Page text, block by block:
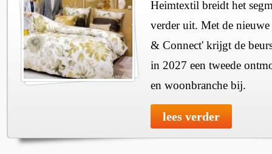
Heimtextil breidt het
verder uit. Met de
& Connect' krijgt de
in 2027 een tweede
en woonbranche bij.
lees verder